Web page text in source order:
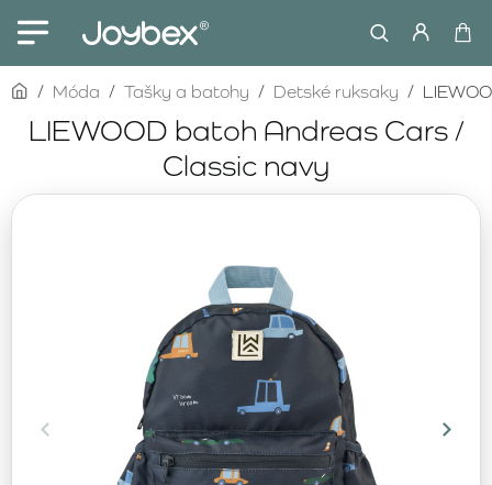
LIEWOOD batoh Andreas Cars /
Classic navy
homeMóda Tašky a batohy Detské ruksaky